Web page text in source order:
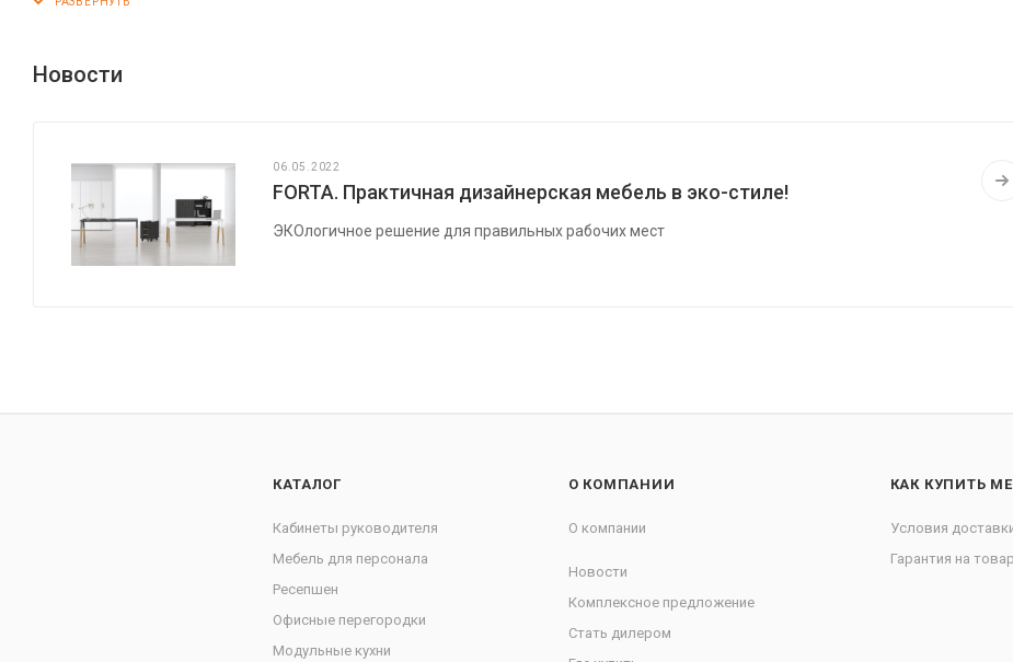
Солидная и прочная столешница 25 мм. Надежная защита торцов всех элементов - кромка ПВХ 2 мм. Регулируемые опоры
Новости
06.05.2022
FORTA. Практичная дизайнерская мебель в эко-стиле!
ЭКОлогичное решение для правильных рабочих мест
КАТАЛОГ
Кабинеты руководителя
Мебель для персонала
Ресепшен
Офисные перегородки
Модульные кухни
О КОМПАНИИ
О компании
Новости
Комплексное предложение
Стать дилером
КАК КУПИТЬ
Условия
Гарантия на товар